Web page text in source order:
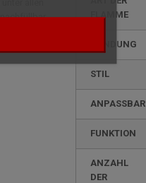
FLAMME
ZÜNDUNG
STIL
ANPASSBAR
FUNKTION
ANZAHL
DER
allen